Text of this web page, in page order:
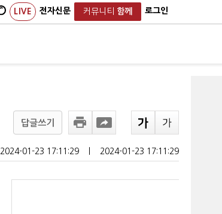
LIVE 전자신문 커뮤니티 함께 로그인
답글쓰기
2024-01-23 17:11:29 2024-01-23 17:11:29